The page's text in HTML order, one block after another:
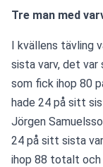
Tre man med
I kvällens tävling
sista varv, det var
som fick ihop 80
hade 24 på sitt
Jörgen
24 på sitt sista
ihop 88 totalt och